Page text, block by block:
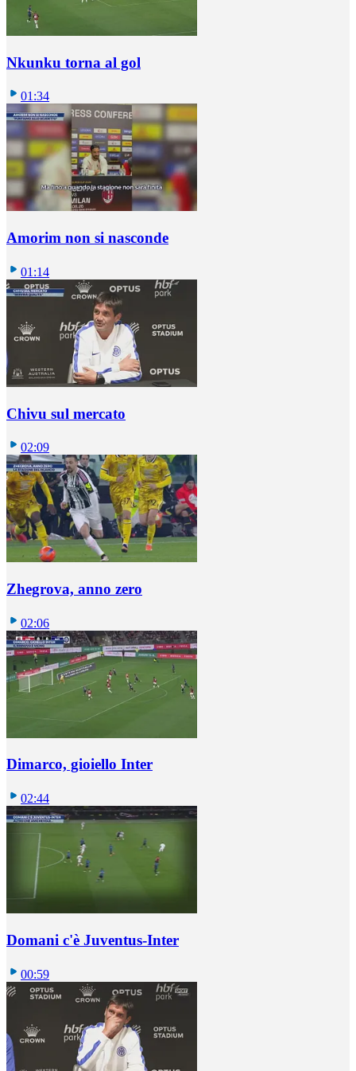
Nkunku torna al gol
01:34
Amorim non si nasconde
01:14
Chivu sul mercato
02:09
Zhegrova, anno zero
02:06
Dimarco, gioiello Inter
02:44
Domani c'è Juventus-Inter
00:59